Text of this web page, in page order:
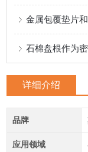
金属包覆垫片
石棉盘根作为
详细介绍
品牌
应用领域